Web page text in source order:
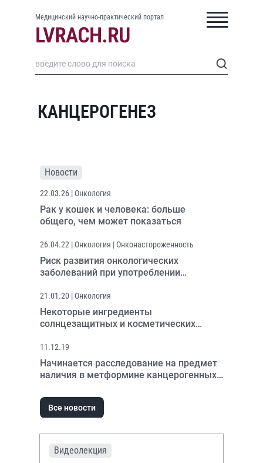
Медицинский научно-практический портал
КАНЦЕРОГЕНЕЗ
Новости
22.03.26 | Онкология
Рак у кошек и человека: больше
общего, чем может показаться
26.04.22 | Онкология | Онконастороженность
Риск развития онкологических
заболеваний при употреблении
21.01.20 | Онкология
Некоторые ингредиенты
солнцезащитных и косметических
рака молочной железы
11.12.19
Начинается расследование на предмет
наличия в метформине канцерогенных
Все новости
Видеолекция